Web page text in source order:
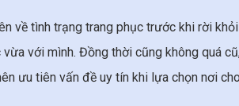
về tình trạng trang phục trước khi rời
với mình. Đồng thời cũng không quá
ưu tiên vấn đề uy tín khi lựa chọn nơi